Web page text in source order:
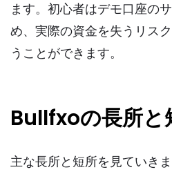
ます。初心者はデモ口座の
め、実際の資金を失うリス
うことができます。
Bullfxoの長所と
主な長所と短所を見ていきま